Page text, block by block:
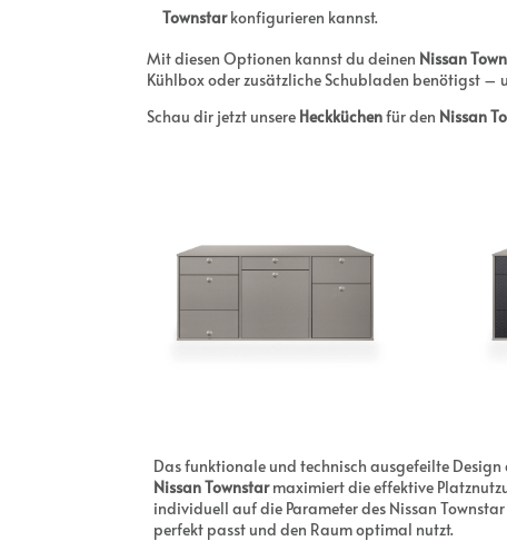
Townstarkonfigurieren kannst.
Mit diesen Optionen kannst du deinen Nissan
Kühlbox oder zusätzliche Schubladen benötigst –
Schau dir jetzt unsere Heckküchenfür den Nissan
Das funktionale und technisch ausgefeilte Design
Nissan Townstarmaximiert die effektive
individuell auf die Parameter des Nissan
perfekt passt und den Raum optimal nutzt.